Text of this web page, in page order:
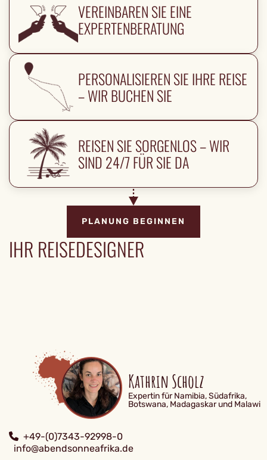
VEREINBAREN SIE EINE
EXPERTENBERATUNG
PERSONALISIEREN SIE IHRE REISE
– WIR BUCHEN SIE
REISEN SIE SORGENLOS – WIR
SIND 24/7 FÜR SIE DA
PLANUNG BEGINNEN
IHR REISEDESIGNER
Kathrin Scholz
Expertin für Namibia, Südafrika,
Botswana, Madagaskar und Malawi
+49-(0)7343-92998-0
info@abendsonneafrika.de